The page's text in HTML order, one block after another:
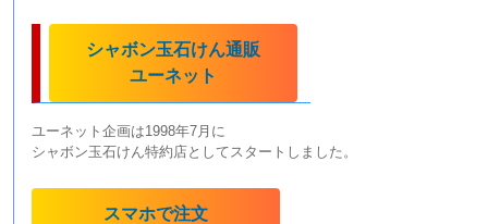
シャボン玉石けん通販
ユーネット
ユーネット企画は1998年7月に
シャボン玉石けん特約店としてスタートしました。
スマホで注文